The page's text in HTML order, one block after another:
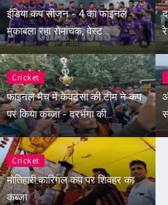
इंडिया कप सीजन - 4 का फाइनल
मुकाबला रहा रोमांचक, वेस्ट...
Cricket
फाइनल मैच में केवटसा की टीम ने कप
पर किया कब्जा - दरभंगा की...
Cricket
मोतिहारी:कारिगल कप पर शिवहर का
कब्जा